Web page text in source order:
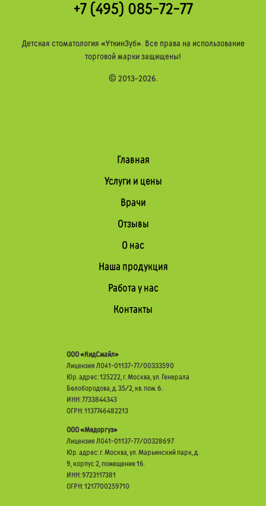
+7 (495) 085-72-77
Детская стоматология «УткинЗуб». Все права на использование
торговой марки защищены!
© 2013-2026.
Главная
Услуги и цены
Врачи
Отзывы
О нас
Наша продукция
Работа у нас
Контакты
ООО «КидСмайл»
Лицензия Л041-01137-77/00333590
Юр. адрес: 125222, г. Москва, ул. Генерала
Белобородова, д. 35/2, кв. пом. 6.
ИНН: 7733844343
ОГРН: 1137746482213
ООО «Медоргуз»
Лицензия Л041-01137-77/00328697
Юр. адрес: г. Москва, ул. Марьинский парк, д.
9, корпус 2, помещение 16.
ИНН: 9723117381
ОГРН: 1217700259710